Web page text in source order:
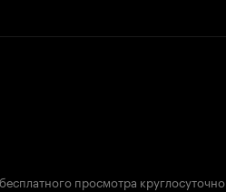
просмотра круглосуточно